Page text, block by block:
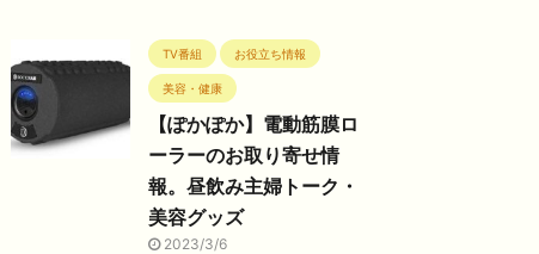
TV番組 お役立ち情報
美容・健康
【ぽかぽか】電動筋膜ロ
ーラーのお取り寄せ情
報。昼飲み主婦トーク・
美容グッズ
2023/3/6